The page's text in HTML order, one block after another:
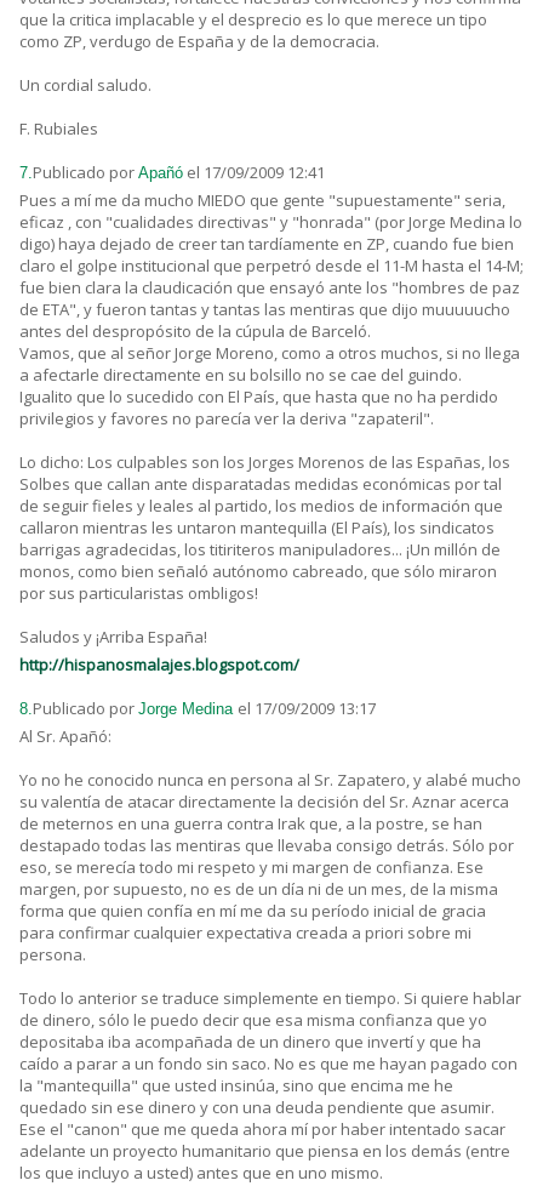
que la critica implacable y el desprecio es lo que merece un tipo
como ZP, verdugo de España y de la democracia.
Un cordial saludo.
F. Rubiales
7.Publicado por Apañó el 17/09/2009 12:41
Pues a mí me da mucho MIEDO que gente "supuestamente" seria,
eficaz , con "cualidades directivas" y "honrada" (por Jorge Medina lo
digo) haya dejado de creer tan tardíamente en ZP, cuando fue bien
claro el golpe institucional que perpetró desde el 11-M hasta el 14-M;
fue bien clara la claudicación que ensayó ante los "hombres de paz
de ETA", y fueron tantas y tantas las mentiras que dijo muuuuucho
antes del despropósito de la cúpula de Barceló.
Vamos, que al señor Jorge Moreno, como a otros muchos, si no llega
a afectarle directamente en su bolsillo no se cae del guindo.
Igualito que lo sucedido con El País, que hasta que no ha perdido
privilegios y favores no parecía ver la deriva "zapateril".
Lo dicho: Los culpables son los Jorges Morenos de las Españas, los
Solbes que callan ante disparatadas medidas económicas por tal
de seguir fieles y leales al partido, los medios de información que
callaron mientras les untaron mantequilla (El País), los sindicatos
barrigas agradecidas, los titiriteros manipuladores... ¡Un millón de
monos, como bien señaló autónomo cabreado, que sólo miraron
por sus particularistas ombligos!
Saludos y ¡Arriba España!
http://hispanosmalajes.blogspot.com/
8.Publicado por Jorge Medina el 17/09/2009 13:17
Al Sr. Apañó:
Yo no he conocido nunca en persona al Sr. Zapatero, y alabé mucho
su valentía de atacar directamente la decisión del Sr. Aznar acerca
de meternos en una guerra contra Irak que, a la postre, se han
destapado todas las mentiras que llevaba consigo detrás. Sólo por
eso, se merecía todo mi respeto y mi margen de confianza. Ese
margen, por supuesto, no es de un día ni de un mes, de la misma
forma que quien confía en mí me da su período inicial de gracia
para confirmar cualquier expectativa creada a priori sobre mi
persona.
Todo lo anterior se traduce simplemente en tiempo. Si quiere hablar
de dinero, sólo le puedo decir que esa misma confianza que yo
depositaba iba acompañada de un dinero que invertí y que ha
caído a parar a un fondo sin saco. No es que me hayan pagado con
la "mantequilla" que usted insinúa, sino que encima me he
quedado sin ese dinero y con una deuda pendiente que asumir.
Ese el "canon" que me queda ahora mí por haber intentado sacar
adelante un proyecto humanitario que piensa en los demás (entre
los que incluyo a usted) antes que en uno mismo.